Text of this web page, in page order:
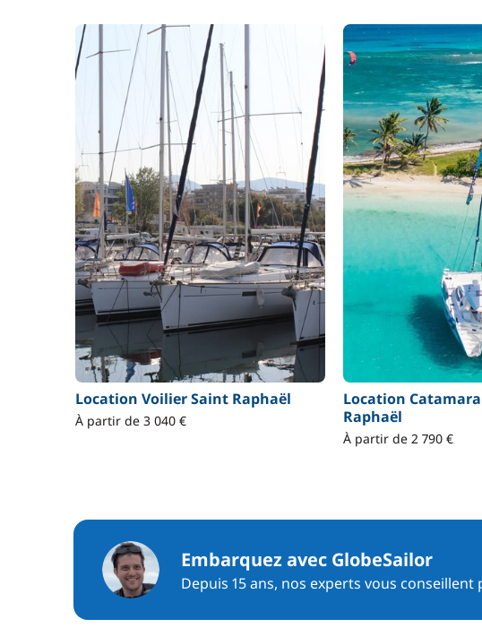
Location Voilier Saint Raphaël
À partir de 3 040 €
Location
Raphaël
À partir de 2 790 €
Embarquez avec GlobeSailor
Depuis 15 ans, nos experts vous